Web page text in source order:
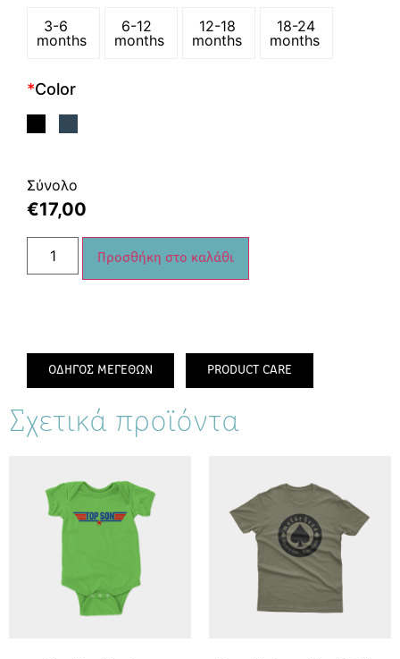
3-6
months
6-12
months
12-18
months
18-24
months
*Color
Σύνολο
€17,00
Προσθήκη στο καλάθι
ΟΔΗΓΟΣ ΜΕΓΕΘΩΝ PRODUCT CARE
Σχετικά προϊόντα